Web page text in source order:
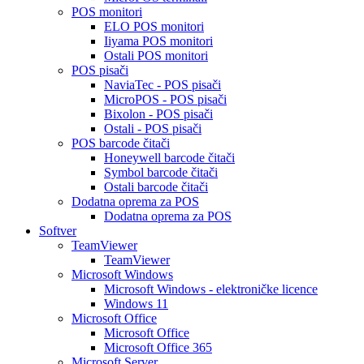
POS monitori
ELO POS monitori
Iiyama POS monitori
Ostali POS monitori
POS pisači
NaviaTec - POS pisači
MicroPOS - POS pisači
Bixolon - POS pisači
Ostali - POS pisači
POS barcode čitači
Honeywell barcode čitači
Symbol barcode čitači
Ostali barcode čitači
Dodatna oprema za POS
Dodatna oprema za POS
Softver
TeamViewer
TeamViewer
Microsoft Windows
Microsoft Windows - elektroničke licence
Windows 11
Microsoft Office
Microsoft Office
Microsoft Office 365